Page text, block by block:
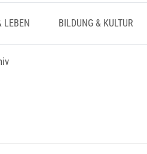
LEBEN BILDUNG & KULTUR